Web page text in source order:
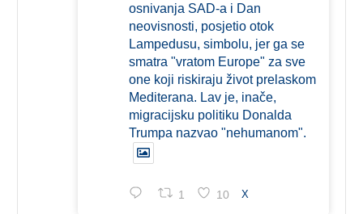
osnivanja SAD-a i Dan
neovisnosti, posjetio otok
Lampedusu, simbolu, jer ga se
smatra "vratom Europe" za sve
one koji riskiraju život prelaskom
Mediterana. Lav je, inače,
migracijsku politiku Donalda
Trumpa nazvao "nehumanom".
1 10 X